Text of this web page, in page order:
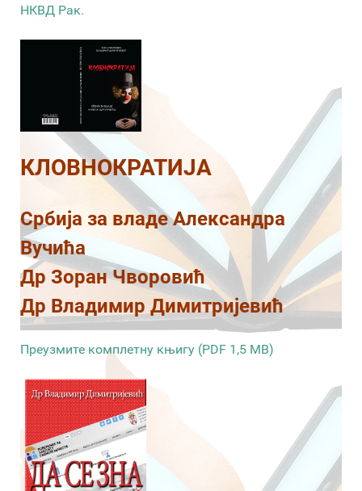
НКВД Рак.
КЛОВНОКРАТИЈА
Србија за владе Александра
Вучића
Др Зоран Чворовић
Др Владимир Димитријевић
Преузмите комплетну књигу (PDF 1,5 MB)